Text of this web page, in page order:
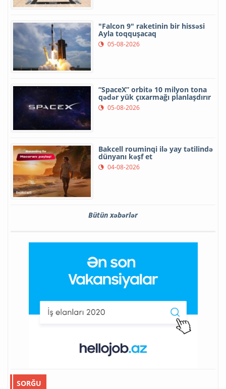
"Falcon 9" raketinin bir hissəsi
Ayla toqquşacaq
05-08-2026
“SpaceX” orbitə 10 milyon tona
qədər yük çıxarmağı planlaşdırır
05-08-2026
Bakcell rouminqi ilə yay tətilində
dünyanı kəşf et
04-08-2026
Bütün xəbərlər
SORĞU